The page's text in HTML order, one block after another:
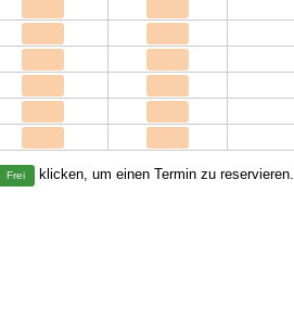
Frei klicken, um einen Termin zu reservieren.